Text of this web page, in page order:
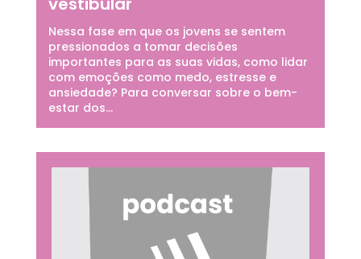
Nessa fase em que os jovens se sentem
pressionados a tomar decisões
importantes para as suas vidas, como lidar
com emoções como medo, estresse e
ansiedade? Para conversar sobre o bem-
estar dos...